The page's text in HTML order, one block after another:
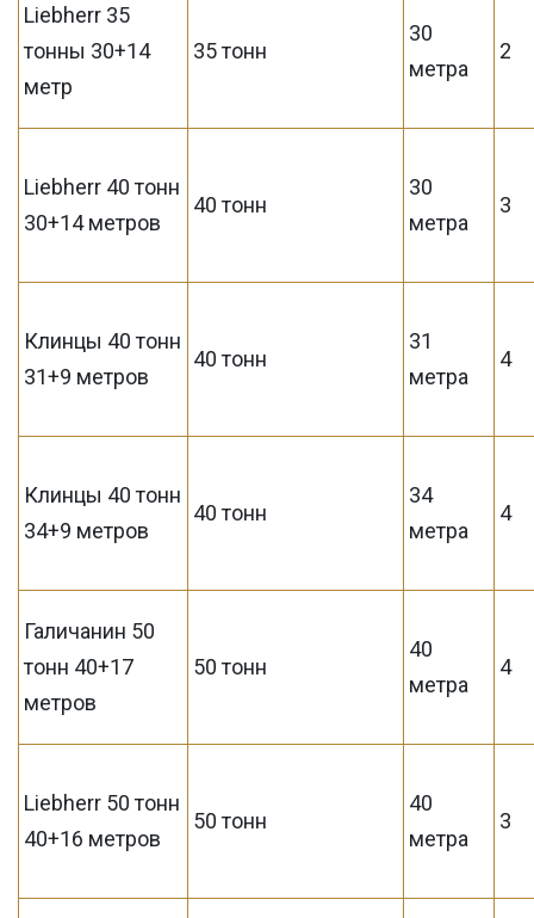
Liebherr 35
тонны 30+14
метр
35 тонн
30
метра
2
Liebherr 40 тонн
30+14 метров
40 тонн
30
метра
3
Клинцы 40 тонн
31+9 метров
40 тонн
31
метра
4
Клинцы 40 тонн
34+9 метров
40 тонн
34
метра
4
Галичанин 50
тонн 40+17
метров
50 тонн
40
метра
4
Liebherr 50 тонн
40+16 метров
50 тонн
40
метра
3